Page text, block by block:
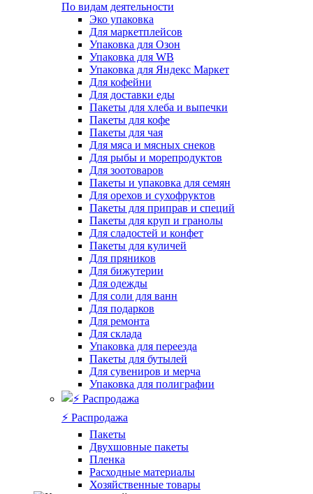
По видам деятельности
Эко упаковка
Для маркетплейсов
Упаковка для Озон
Упаковка для WB
Упаковка для Яндекс Маркет
Для кофейни
Для доставки еды
Пакеты для хлеба и выпечки
Пакеты для кофе
Пакеты для чая
Для мяса и мясных снеков
Для рыбы и морепродуктов
Для зоотоваров
Пакеты и упаковка для семян
Для орехов и сухофруктов
Пакеты для приправ и специй
Пакеты для круп и гранолы
Для сладостей и конфет
Пакеты для куличей
Для пряников
Для бижутерии
Для одежды
Для соли для ванн
Для подарков
Для ремонта
Для склада
Упаковка для переезда
Пакеты для бутылей
Для сувениров и мерча
Упаковка для полиграфии
⚡️ Распродажа
Пакеты
Двухшовные пакеты
Пленка
Расходные материалы
Хозяйственные товары